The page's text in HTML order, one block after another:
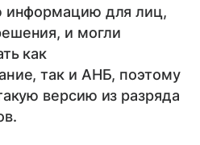
информацию для лиц,
и могли
как
так и АНБ, поэтому
версию из разряда